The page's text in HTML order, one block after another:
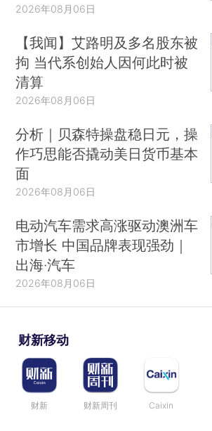
2026年08月06日
【我闻】艾路明及多名股东被
拘 当代系创始人因何此时被
清算
2026年08月06日
分析｜贝森特操盘稳日元，操
作巧思能否撬动美日货币基本
面
2026年08月06日
电动汽车需求高涨驱动澳洲车
市增长 中国品牌表现强劲｜
出海·汽车
2026年08月06日
财新移动
财新 财新周刊 Caixin